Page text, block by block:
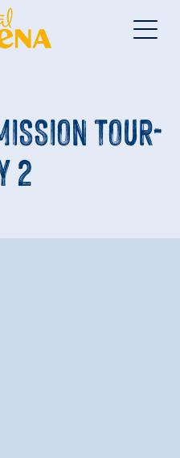
TOUR-
2